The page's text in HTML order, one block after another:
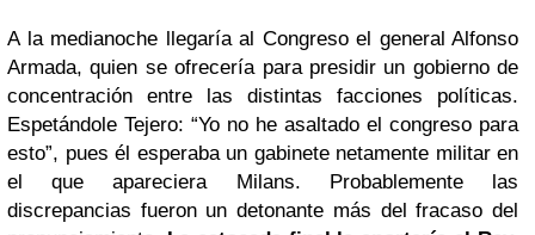
A la medianoche llegaría al Congreso el general Alfonso
Armada, quien se ofrecería para presidir un gobierno de
concentración entre las distintas facciones políticas.
Espetándole Tejero: “Yo no he asaltado el congreso para
esto”, pues él esperaba un gabinete netamente militar en
el que apareciera Milans. Probablemente las
discrepancias fueron un detonante más del fracaso del